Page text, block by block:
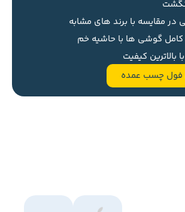
در مقایسه با برند های مشابه
گوشی ها با حاشیه خم
فول چسب عمده